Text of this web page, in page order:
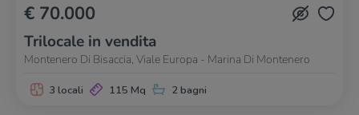
€ 70.000
Trilocale in vendita
Montenero Di Bisaccia, Viale Europa - Marina Di Montenero
3 locali 115 Mq 2 bagni